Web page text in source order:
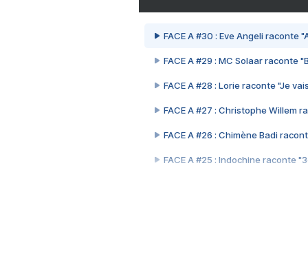
FACE A #30 : Eve Angeli raconte
FACE A #29 : MC Solaar raconte
FACE A #28 : Lorie raconte "Je
FACE A #27 : Christophe Willem
FACE A #26 : Chimène Badi
FACE A #25 : Indochine raconte